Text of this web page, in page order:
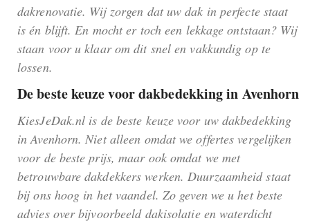
dakrenovatie. Wij zorgen dat uw dak in perfecte staat
is én blijft. En mocht er toch een lekkage ontstaan? Wij
staan voor u klaar om dit snel en vakkundig op te
lossen.
De beste keuze voor dakbedekking in Avenhorn
KiesJeDak.nl is de beste keuze voor uw dakbedekking
in Avenhorn. Niet alleen omdat we offertes vergelijken
voor de beste prijs, maar ook omdat we met
betrouwbare dakdekkers werken. Duurzaamheid staat
bij ons hoog in het vaandel. Zo geven we u het beste
advies over bijvoorbeeld dakisolatie en waterdicht